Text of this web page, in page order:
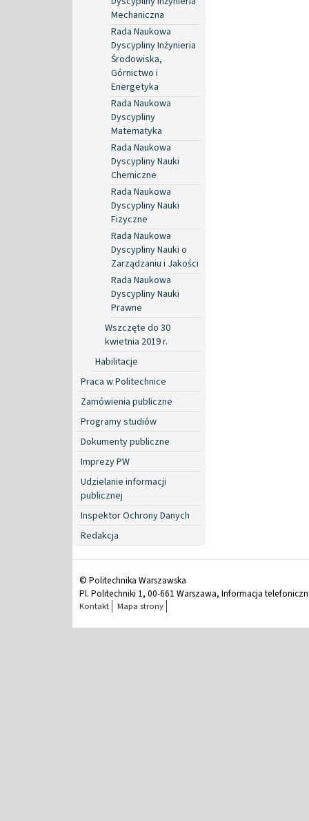
Mechaniczna
Rada Naukowa
Dyscypliny Inżynieria
Środowiska,
Górnictwo i
Energetyka
Rada Naukowa
Dyscypliny
Matematyka
Rada Naukowa
Dyscypliny Nauki
Chemiczne
Rada Naukowa
Dyscypliny Nauki
Fizyczne
Rada Naukowa
Dyscypliny Nauki o
Zarządzaniu i Jakości
Rada Naukowa
Dyscypliny Nauki
Prawne
Wszczęte do 30
kwietnia 2019 r.
Habilitacje
Praca w Politechnice
Zamówienia publiczne
Programy studiów
Dokumenty publiczne
Imprezy PW
Udzielanie informacji
publicznej
Inspektor Ochrony Danych
Redakcja
© Politechnika Warszawska
Pl. Politechniki 1, 00-661 Warszawa, Informacja
Kontakt Mapa strony